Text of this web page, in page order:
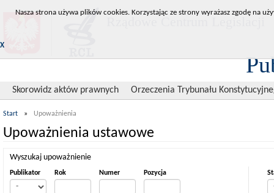
Skorowidz aktów prawnych Orzeczenia Trybunału
Start » Upoważnienia
Upoważnienia ustawowe
Wyszukaj upoważnienie
Publikator Rok Numer Pozycja
Nasza strona używa plików cookies. Korzystając ze strony wyrażasz zgodę na
X